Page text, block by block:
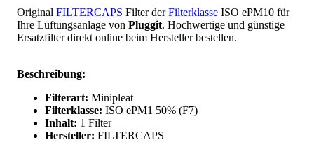
Original FILTERCAPS Filter derFilterklasse ISO ePM10 für
Ihre Lüftungsanlage von Pluggit. Hochwertige und günstige
Ersatzfilter direkt online beim Hersteller bestellen.
Beschreibung:
Filterart: Minipleat
Filterklasse: ISO ePM1 50% (F7)
Inhalt: 1 Filter
Hersteller: FILTERCAPS